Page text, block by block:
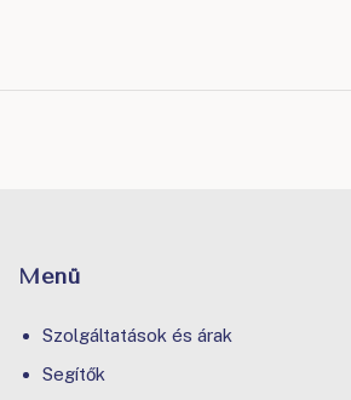
Menü
Szolgáltatások és árak
Segítők